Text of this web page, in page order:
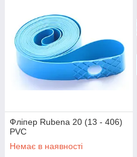
Фліпер Rubena 20 (13 - 406)
PVC
Немає в наявності